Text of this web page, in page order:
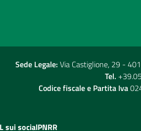
Sede Legale: Via Castiglione, 29 -
Tel.
Codice fiscale e Partita Iva
sui socialPNRR